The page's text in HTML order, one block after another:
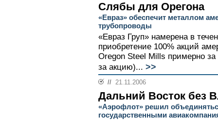
Слябы для Орегона
«Евраз» обеспечит металлом
трубопроводы
«Евраз Груп» намерена в
приобретение 100% акций
Oregon Steel Mills примерно
за акцию)... >>
// 21.11.2006
Дальний Восток без
«Аэрофлот» решил
государственными